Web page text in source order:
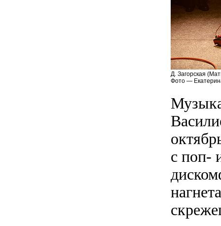
Д. Загорская
Фото —
с поп-